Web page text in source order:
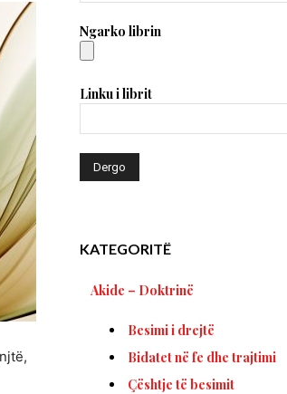
Ngarko librin
Linku i librit
KATEGORITË
Akide – Doktrinë
Besimi i drejtë
Bidatet në fe dhe trajtimi
Çështje të besimit